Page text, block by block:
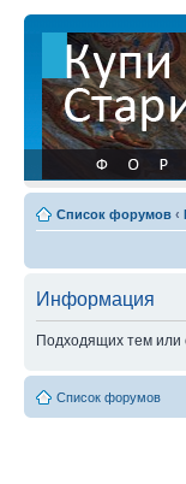
Список форумов ‹
Информация
Подходящих тем
Список форумов